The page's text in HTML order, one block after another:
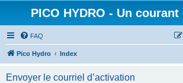
PICO HYDRO - Un
FAQ
Pico Hydro Index
Envoyer le courriel d’activation